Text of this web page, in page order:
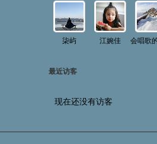
柒屿 江婉佳
最近访客
现在还没有访客